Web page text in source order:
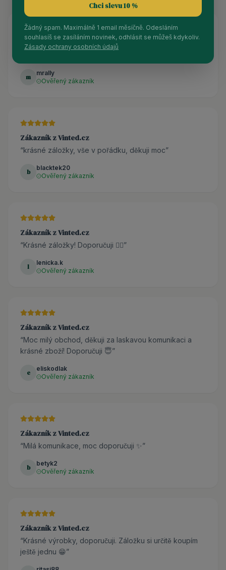
Zákazník z Vinted.cz
m
mrally
Ověřený zákazník
Zákazník z Vinted.cz
“krásné záložky, vše v pořádku, děkuji moc”
b
blacktek20
Ověřený zákazník
Zákazník z Vinted.cz
“Krásné záložky! Doporučuji 👌🏼”
l
lenicka.k
Ověřený zákazník
Zákazník z Vinted.cz
“Moc milý obchod, děkuji za laskavou komunikaci a
krásné zboží! Doporučuji 😇”
e
eliskodlak
Ověřený zákazník
Zákazník z Vinted.cz
“Milá komunikace, moc doporučuji ✨”
b
betyk2
Ověřený zákazník
Zákazník z Vinted.cz
“Krásné výrobky, doporučuji. Záložku si určitě koupím
ještě jednu 😁”
Chci slevu 10 %
Žádný spam. Maximálně 1 email měsíčně. Odesláním
souhlasíš se zasíláním novinek, odhlásit se můžeš kdykoliv.
Zásady ochrany osobních údajů